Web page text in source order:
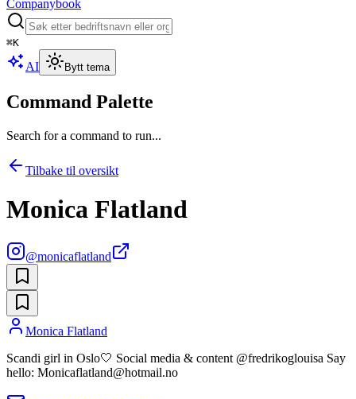
Companybook
⌘K
AI Bytt tema
Command Palette
Search for a command to run...
Tilbake til oversikt
Monica Flatland
@monicaflatland
Monica Flatland
Scandi girl in Oslo🤍 Social media & content @fredrikoglouisa Say
hello: Monicaflatland@hotmail.no